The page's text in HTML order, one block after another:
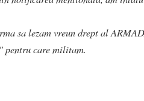
sa lezam vreun drept al
care militam.